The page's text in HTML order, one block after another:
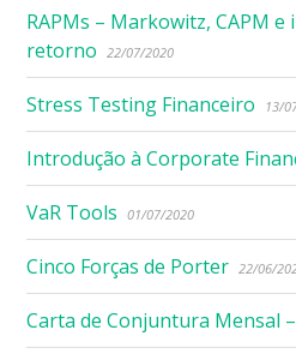
RAPMs – Markowitz, CAPM e
retorno
22/07/2020
Stress Testing Financeiro 13/
Introdução à Corporate
VaR Tools 01/07/2020
Cinco Forças de Porter 22/06/
Carta de Conjuntura Mensal